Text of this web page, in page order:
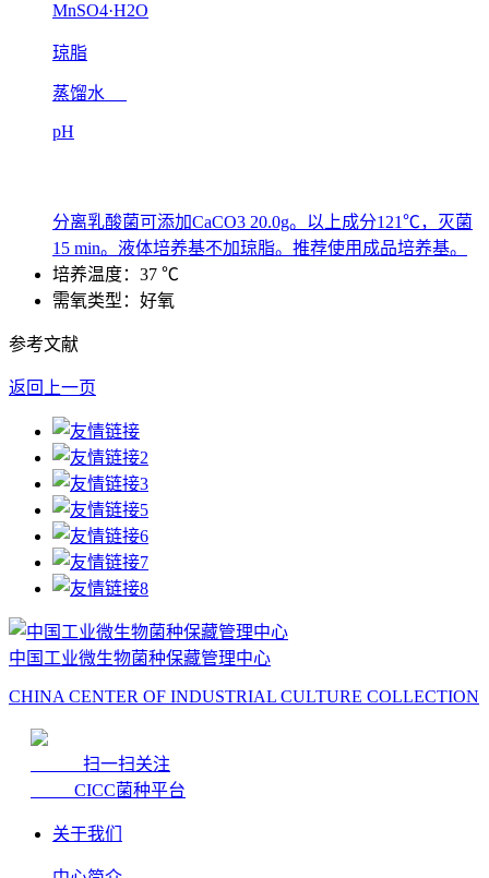
MnSO4·H2O
琼脂
蒸馏水
pH
分离乳酸菌可添加CaCO3 20.0g。以上成分121℃，灭菌
15 min。液体培养基不加琼脂。推荐使用成品培养基。
培养温度：37 ℃
需氧类型：好氧
参考文献
返回上一页
中国工业微生物菌种保藏管理中心
CHINA CENTER OF INDUSTRIAL CULTURE COLLECTION
扫一扫关注
CICC菌种平台
关于我们